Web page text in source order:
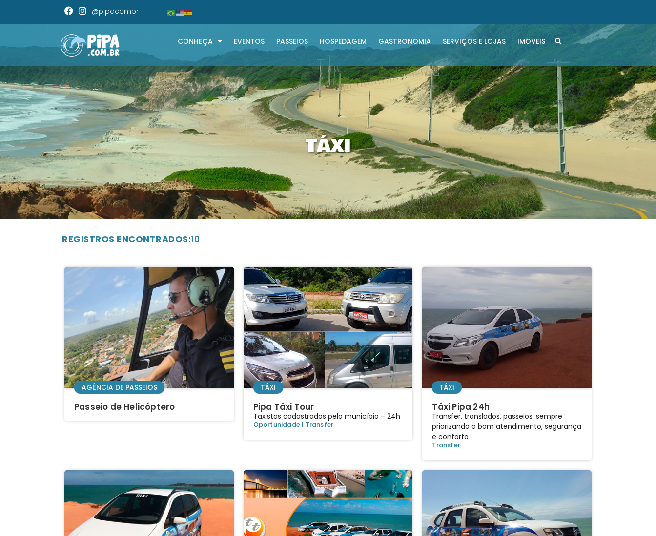
@pipacombr
CONHEÇA EVENTOS PASSEIOS HOSPEDAGEM GASTRONOMIA SERVIÇOS E LOJAS IMÓVEIS
TÁXI
REGISTROS ENCONTRADOS:10
AGÊNCIA DE PASSEIOS
Passeio de Helicóptero
TÁXI
Pipa Táxi Tour
Taxistas cadastrados pelo município – 24h
Oportunidade | Transfer
TÁXI
Táxi Pipa 24h
Transfer, translados, passeios, sempre
priorizando o bom atendimento, segurança
e conforto
Transfer